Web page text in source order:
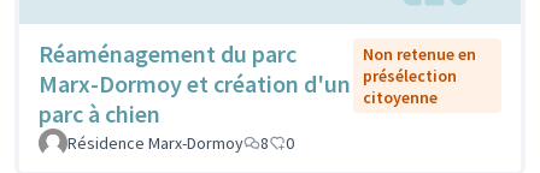
Réaménagement du parc
Marx-Dormoy et création d'un
parc à chien
Non retenue en
présélection
citoyenne
Résidence Marx-Dormoy 8 0